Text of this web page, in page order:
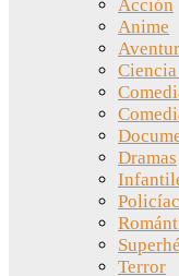
Acción
Anime
Dramas
Terror